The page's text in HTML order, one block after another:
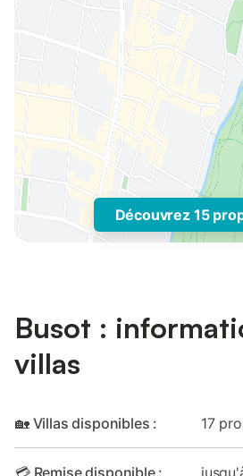
Découvrez 15
Busot :
villas
🏡 Villas disponibles : 17
💳 Remise disponible :